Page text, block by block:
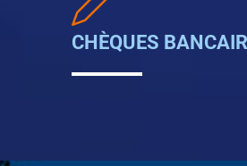
CHÈQUES